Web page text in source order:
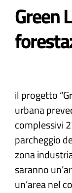
Partecipa
Atti e Docunenti
Notizie
Progetti
Green
il progetto
urbana
complessivi
parcheggio
zona
saranno
un’area nel